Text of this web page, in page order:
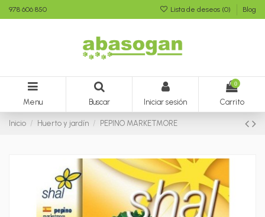
978 606 850 Lista de deseos (0) Blog
Menu Buscar Iniciar sesión
0
Carrito
Inicio Huerto y jardín PEPINO MARKETMORE